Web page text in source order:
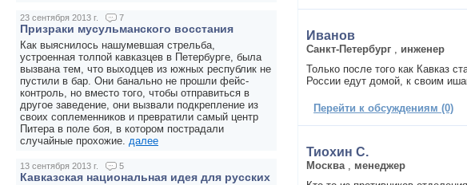
Иванов
Санкт-Петербург
инженер
Только после того как Кавказ
России едут домой, к своим
Перейти к обсуждениям (0)
Тиохин С.
Москва
менеджер
23 сентября 2013 г. 7
Призраки мусульманского восстания
Как выяснилось нашумевшая стрельба,
устроенная толпой кавказцев в Петербурге, была
вызвана тем, что выходцев из южных республик не
пустили в бар. Они банально не прошли фейс-
контроль, но вместо того, чтобы отправиться в
другое заведение, они вызвали подкрепление из
своих соплеменников и превратили самый центр
Питера в поле боя, в котором пострадали
случайные прохожие. далее
13 сентября 2013 г. 5
Кавказская национальная идея для русских